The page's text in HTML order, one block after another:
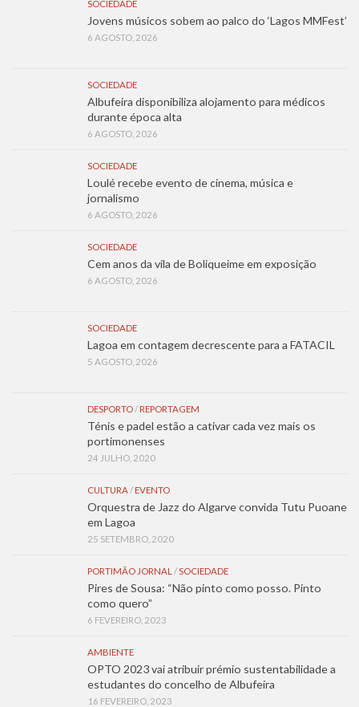
SOCIEDADE
Jovens músicos sobem ao palco do ‘Lagos MMFest’
6 AGOSTO, 2026
SOCIEDADE
Albufeira disponibiliza alojamento para médicos
durante época alta
6 AGOSTO, 2026
SOCIEDADE
Loulé recebe evento de cinema, música e
jornalismo
6 AGOSTO, 2026
SOCIEDADE
Cem anos da vila de Boliqueime em exposição
6 AGOSTO, 2026
SOCIEDADE
Lagoa em contagem decrescente para a FATACIL
5 AGOSTO, 2026
DESPORTO / REPORTAGEM
Ténis e padel estão a cativar cada vez mais os
portimonenses
24 JULHO, 2020
CULTURA / EVENTO
Orquestra de Jazz do Algarve convida Tutu Puoane
em Lagoa
25 SETEMBRO, 2020
PORTIMÃO JORNAL / SOCIEDADE
Pires de Sousa: “Não pinto como posso. Pinto
como quero”
6 FEVEREIRO, 2023
AMBIENTE
OPTO 2023 vai atribuir prémio sustentabilidade a
estudantes do concelho de Albufeira
16 FEVEREIRO, 2023